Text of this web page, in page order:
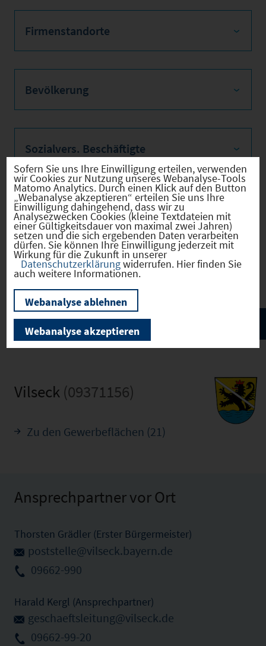
Firmenstandorte
Bevölkerung
Sozialvers. Beschäftigte
Verkehrsinfrastruktur
Kommunale Infrastruktur
Vilseck (09371156)
Zu den Gewerbeflächen (21)
Ansprechpartner vor Ort
Thorsten Grädler (Erster Bürgermeister)
poststelle@vilseck.bayern.de
09662-990
Harald Kergl (Ansprechpartner)
geschaeftsleitung@vilseck.de
09662-99-20
Sofern Sie uns Ihre Einwilligung erteilen, verwenden
wir Cookies zur Nutzung unseres Webanalyse-Tools
Matomo Analytics. Durch einen Klick auf den Button
„Webanalyse akzeptieren“ erteilen Sie uns Ihre
Einwilligung dahingehend, dass wir zu
Analysezwecken Cookies (kleine Textdateien mit
einer Gültigkeitsdauer von maximal zwei Jahren)
setzen und die sich ergebenden Daten verarbeiten
dürfen. Sie können Ihre Einwilligung jederzeit mit
Wirkung für die Zukunft in unserer
Datenschutzerklärungwiderrufen. Hier finden Sie
auch weitere Informationen.
Webanalyse ablehnen
Webanalyse akzeptieren